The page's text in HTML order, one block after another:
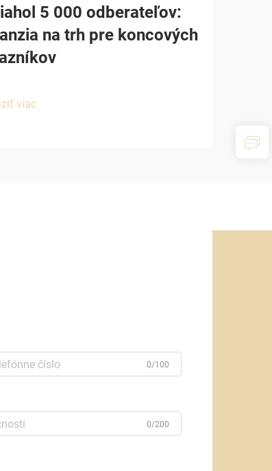
5 000 odberateľov:
na trh pre koncových
viac
0/100
0/200